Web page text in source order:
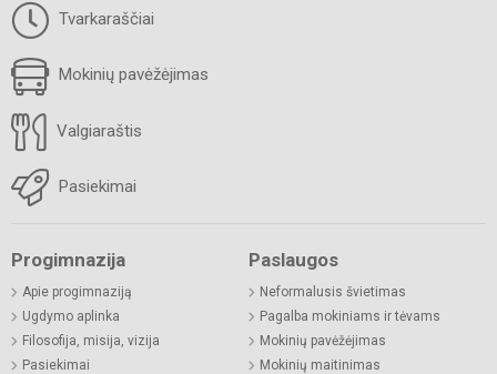
Tvarkaraščiai
Mokinių pavėžėjimas
Valgiaraštis
Pasiekimai
Progimnazija
Apie progimnaziją
Ugdymo aplinka
Filosofija, misija, vizija
Pasiekimai
Paslaugos
Neformalusis švietimas
Pagalba mokiniams ir tėvams
Mokinių pavėžėjimas
Mokinių maitinimas